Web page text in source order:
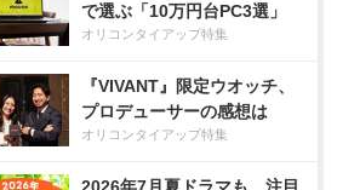
で選ぶ「10万円台PC3選」
オリコンタイアップ特集
『VIVANT』限定ウオッチ、
プロデューサーの感想は
オリコンタイアップ特集